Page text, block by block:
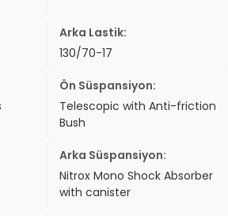
Arka Lastik:
130/70-17
Ön Süspansiyon:
Telescopic with Anti-friction
Bush
Arka Süspansiyon:
Nitrox Mono Shock Absorber
with canister